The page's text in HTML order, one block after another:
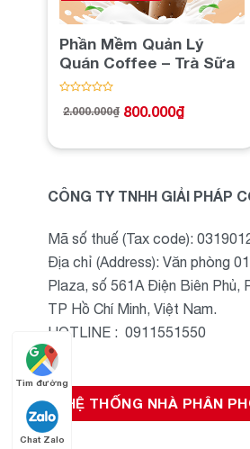
Phần Mềm Quản Lý
Quán Coffee – Trà Sữa
xếp
5
2.000.000₫
Giá
2.000.000₫.
800.000₫
Giá
là:
CÔNG TY TNHH GIẢI PHÁP
Mã số thuế (Tax code):
Địa chỉ (Address): Văn phòng
Plaza, số 561A Điện Biên Phủ,
TP Hồ Chí Minh, Việt Nam.
HOTLINE : 0911551550
HỆ THỐNG NHÀ PHÂN
Tìm đường
Chat Zalo